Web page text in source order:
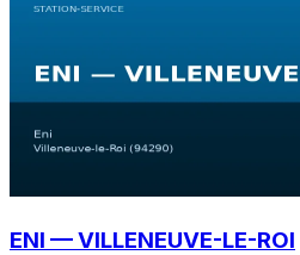
ENI — VILLENEUVE-LE-ROI